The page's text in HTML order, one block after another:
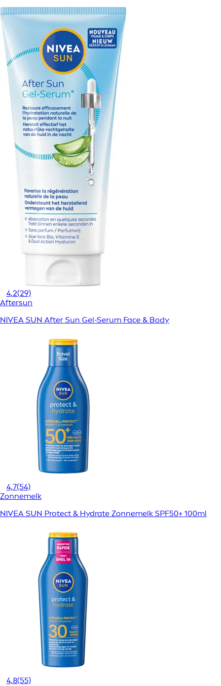
4,2(29)
Aftersun
NIVEA SUN After Sun Gel-Serum Face & Body
4,7(54)
Zonnemelk
NIVEA SUN Protect & Hydrate Zonnemelk SPF50+ 100ml
4,8(55)